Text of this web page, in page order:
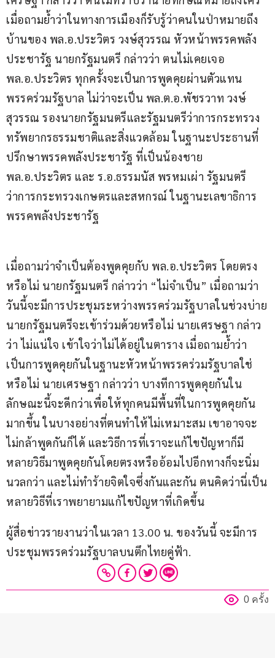
เมื่อถามย้ำว่าในทางการเมืองก็รับรู้ว่าคนในป่าหมายถึง
บ้านของ พล.อ.ประวิตร วงษ์สุวรรณ หัวหน้าพรรคพลัง
ประชารัฐ นายกรัฐมนตรี กล่าวว่า ตนไม่เคยเจอ
พล.อ.ประวิตร ทุกครั้งจะเป็นการพูดคุยผ่านตัวแทน
พรรคร่วมรัฐบาล ไม่ว่าจะเป็น พล.ต.อ.พัชรวาท วงษ์
สุวรรณ รองนายกรัฐมนตรีและรัฐมนตรีว่าการกระทรวง
ทรัพยากรธรรมชาติและสิ่งแวดล้อม ในฐานะประธานที่
ปรึกษาพรรคพลังประชารัฐ ที่เป็นน้องชาย
พล.อ.ประวิตร และ ร.อ.ธรรมนัส พรหมเผ่า รัฐมนตรี
ว่าการกระทรวงเกษตรและสหกรณ์ ในฐานะเลขาธิการ
พรรคพลังประชารัฐ
เมื่อถามว่าจำเป็นต้องพูดคุยกับ พล.อ.ประวิตร โดยตรง
หรือไม่ นายกรัฐมนตรี กล่าวว่า “ไม่จำเป็น” เมื่อถามว่า
วันนี้จะมีการประชุมระหว่างพรรคร่วมรัฐบาลในช่วงบ่าย
นายกรัฐมนตรีจะเข้าร่วมด้วยหรือไม่ นายเศรษฐา กล่าว
ว่า ไม่แน่ใจ เข้าใจว่าไม่ได้อยู่ในตาราง เมื่อถามย้ำว่า
เป็นการพูดคุยกันในฐานะหัวหน้าพรรคร่วมรัฐบาลใช่
หรือไม่ นายเศรษฐา กล่าวว่า บางทีการพูดคุยกันใน
ลักษณะนี้จะดีกว่าเพื่อให้ทุกคนมีพื้นที่ในการพูดคุยกัน
มากขึ้น ในบางอย่างที่ตนทำให้ไม่เหมาะสม เขาอาจจะ
ไม่กล้าพูดกันก็ได้ และวิธีการที่เราจะแก้ไขปัญหาก็มี
หลายวิธีมาพูดคุยกันโดยตรงหรืออ้อมไปอีกทางก็จะนิ่ม
นวลกว่า และไม่ทำร้ายจิตใจซึ่งกันและกัน ตนคิดว่านี่เป็น
หลายวิธีที่เราพยายามแก้ไขปัญหาที่เกิดขึ้น
ผู้สื่อข่าวรายงานว่าในเวลา 13.00 น. ของวันนี้ จะมีการ
ประชุมพรรคร่วมรัฐบาลบนตึกไทยคู่ฟ้า.
0 ครั้ง